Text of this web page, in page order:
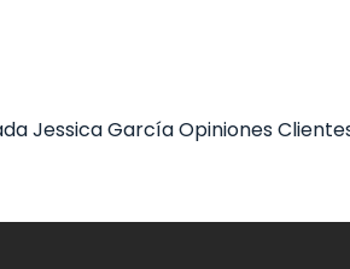
Jessica García
Jessica García Opiniones